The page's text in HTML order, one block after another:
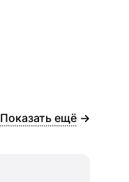
Показать ещё